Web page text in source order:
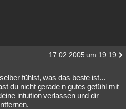
17.02.2005 um 19:19
fühlst, was das beste ist...
du nicht gerade n gutes gefühl mit
intuition verlassen und dir